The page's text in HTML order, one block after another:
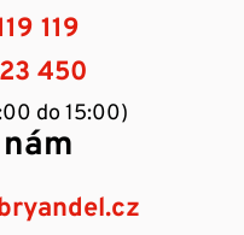
119
450
do 15:00)